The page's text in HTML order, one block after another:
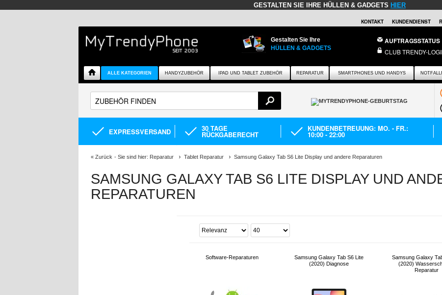
GESTALTEN SIE IHRE HÜLLEN & GADGETS HIER
KONTAKT KUNDENDIENST
Gestalten Sie Ihre
HÜLLEN & GADGETS
AUFTRAGSSTATUS
CLUB TRENDY-
ALLE KATEGORIEN HANDYZUBEHÖR IPAD UND TABLET ZUBEHÖR REPARATUR SMARTPHONES UND HANDYS
EXPRESSVERSAND 30 TAGE
RÜCKGABERECHT
KUNDENBETREUUNG: MO. - FR.:
10:00 - 22:00
« Zurück - Sie sind hier: Reparatur Tablet Reparatur Samsung Galaxy Tab S6 Lite Display und andere Reparaturen
SAMSUNG GALAXY TAB S6 LITE DISPLAY UND
REPARATUREN
Software-Reparaturen
Samsung Galaxy Tab S6 Lite
(2020) Diagnose
Samsung Galaxy
(2020)
Reparatur